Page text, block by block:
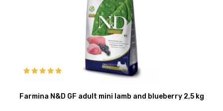
Farmina N&D GF adult mini lamb and blueberry 2,5 kg